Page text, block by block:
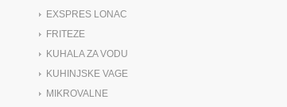
EXSPRES LONAC
FRITEZE
KUHALA ZA VODU
KUHINJSKE VAGE
MIKROVALNE